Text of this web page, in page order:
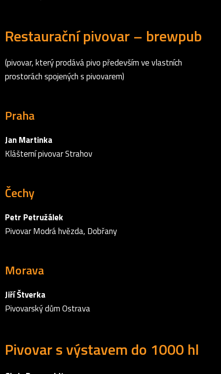
Restaurační pivovar – brewpub
(pivovar, který prodává pivo především ve vlastních
prostorách spojených s pivovarem)
Praha
Jan Martinka
Klášterní pivovar Strahov
Čechy
Petr Petružálek
Pivovar Modrá hvězda, Dobřany
Morava
Jiří Štverka
Pivovarský dům Ostrava
Pivovar s výstavem do 1000 hl